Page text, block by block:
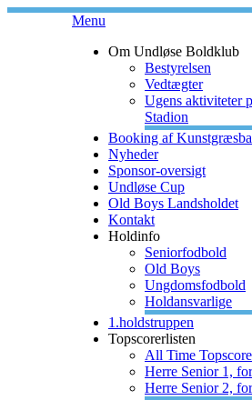
Menu
Om Undløse Boldklub
Bestyrelsen
Vedtægter
Ugens aktiviteter
Stadion
Booking af
Nyheder
Sponsor-oversigt
Undløse Cup
Old Boys Landsholdet
Kontakt
Holdinfo
Seniorfodbold
Old Boys
Ungdomsfodbold
Holdansvarlige
1.holdstruppen
Topscorerlisten
All Time
Herre Senior 1,
Herre Senior 2,